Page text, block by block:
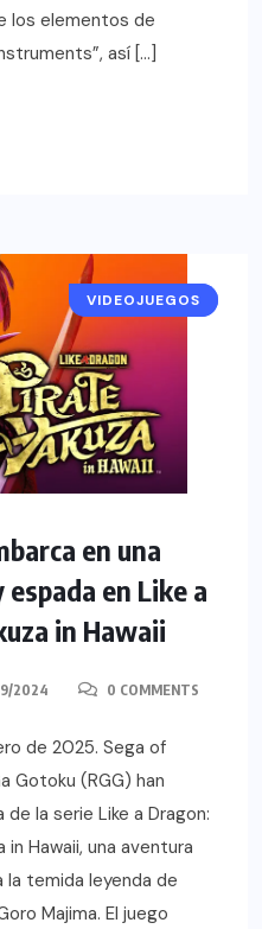
los elementos de
así […]
NOTICIAS
VIDEOJUEGOS
en una
en Like a
in Hawaii
2024 0 COMMENTS
de 2025. Sega of
Gotoku (RGG) han
la serie Like a Dragon:
in Hawaii, una aventura
la temida leyenda de
Majima. El juego